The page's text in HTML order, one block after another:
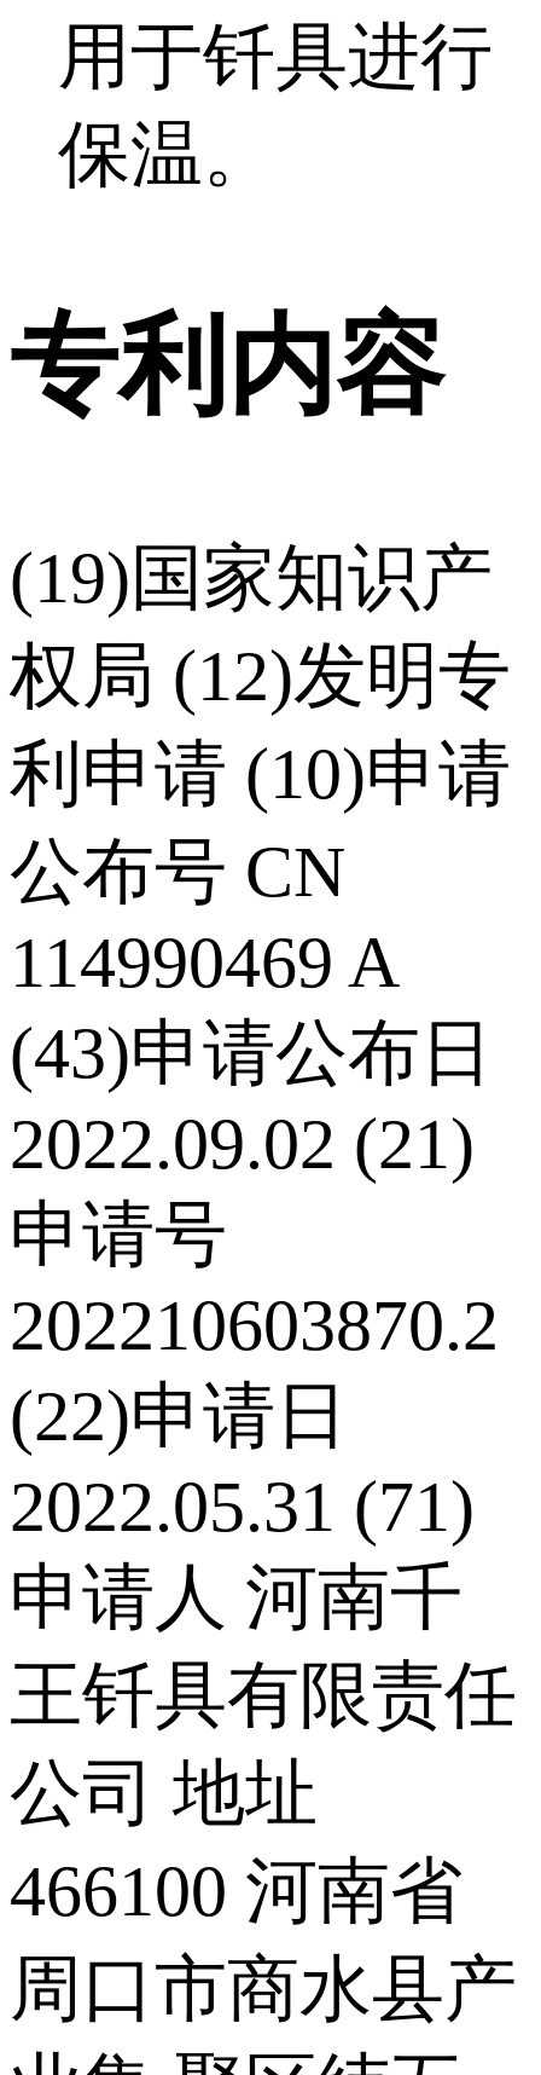
用于钎具进行
保温。
专利内容
(19)国家知识产
权局 (12)发明专
利申请 (10)申请
公布号 CN
114990469 A
(43)申请公布日
2022.09.02 (21)
申请号
202210603870.2
(22)申请日
2022.05.31 (71)
申请人 河南千
王钎具有限责任
公司 地址
466100 河南省
周口市商水县产